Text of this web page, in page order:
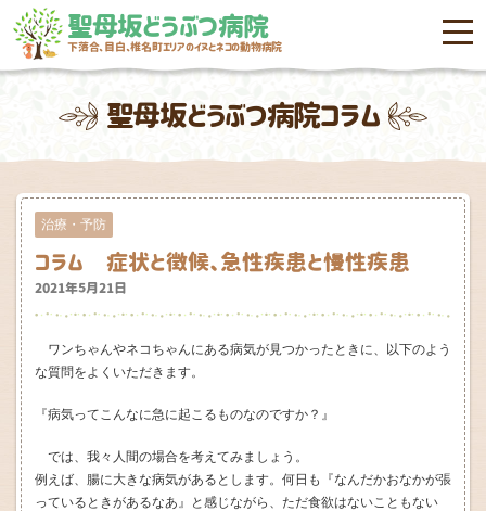
聖母坂どうぶつ病院
下落合、目白、椎名町エリアのイヌとネコの動物病院 menu
聖母坂どうぶつ病院コラム
治療・予防
コラム 症状と徴候、急性疾患と慢性疾患
2021年5月21日
ワンちゃんやネコちゃんにある病気が見つかったときに、以下のよう
な質問をよくいただきます。
『病気ってこんなに急に起こるものなのですか？』
では、我々人間の場合を考えてみましょう。
例えば、腸に大きな病気があるとします。何日も『なんだかおなかが張
っているときがあるなあ』と感じながら、ただ食欲はないこともない